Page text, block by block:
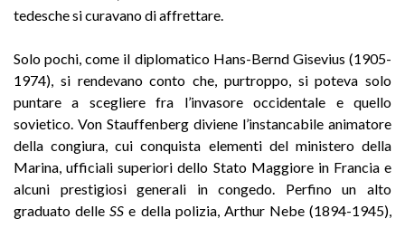
tedesche si curavano di affrettare.
Solo pochi, come il diplomatico Hans-Bernd Gisevius (1905-
1974), si rendevano conto che, purtroppo, si poteva solo
puntare a scegliere fra l’invasore occidentale e quello
sovietico. Von Stauffenberg diviene l’instancabile animatore
della congiura, cui conquista elementi del ministero della
Marina, ufficiali superiori dello Stato Maggiore in Francia e
alcuni prestigiosi generali in congedo. Perfino un alto
graduato delle SS e della polizia, Arthur Nebe (1894-1945),